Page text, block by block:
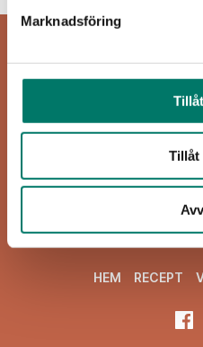
Marknadsföring
Tillåt
111 48
HEM RECEPT